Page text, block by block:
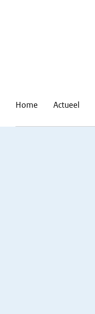
Home Actueel